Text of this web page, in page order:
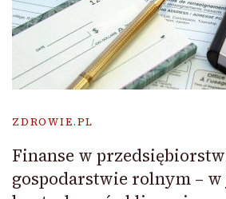
ZDROWIE.PL
Finanse w
gospodarstwie rolnym – w